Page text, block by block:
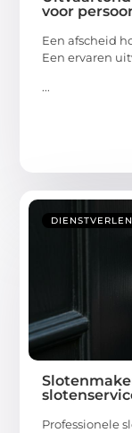
voor
Een afscheid
Een ervaren
...
Professionele